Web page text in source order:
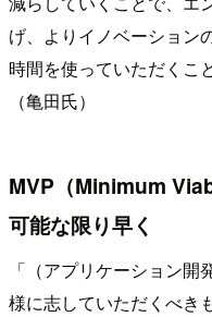
げ、よりイノベーション
時間を使っていただくこ
（亀田氏）
MVP（Minimum
可能な限り早く
「（アプリケーション
様に志していただくべき